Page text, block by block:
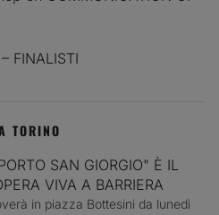
FINALISTI
TORINO
SAN GIORGIO" È IL
VIVA A BARRIERA
in piazza Bottesini da lunedì